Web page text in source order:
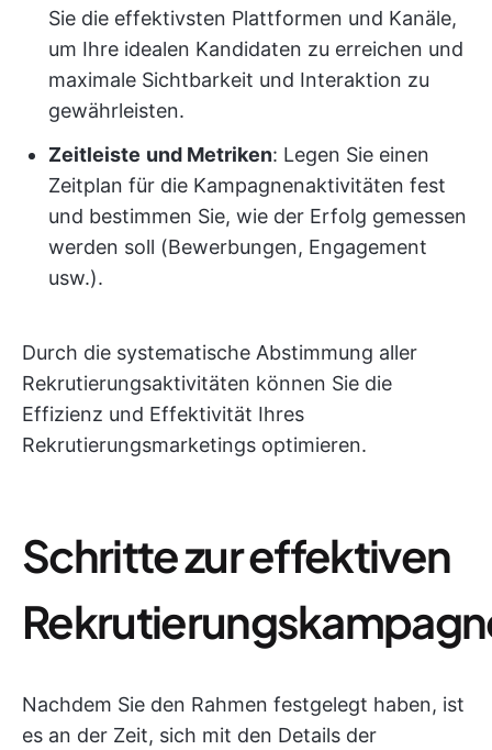
Sie die effektivsten Plattformen und Kanäle,
um Ihre idealen Kandidaten zu erreichen und
maximale Sichtbarkeit und Interaktion zu
gewährleisten.
Zeitleiste und Metriken: Legen Sie einen
Zeitplan für die Kampagnenaktivitäten fest
und bestimmen Sie, wie der Erfolg gemessen
werden soll (Bewerbungen, Engagement
usw.).
Durch die systematische Abstimmung aller
Rekrutierungsaktivitäten können Sie die
Effizienz und Effektivität Ihres
Rekrutierungsmarketings optimieren.
Schritte zur effektiven
Nachdem Sie den Rahmen festgelegt haben, ist
es an der Zeit, sich mit den Details der